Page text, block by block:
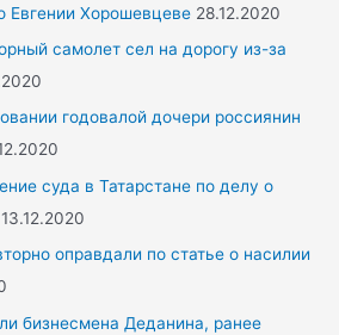
Евгении Хорошевцеве 28.12.2020
самолет сел на дорогу из-за
годовалой дочери россиянин
суда в Татарстане по делу о
13.12.2020
оправдали по статье о насилии
бизнесмена Деданина, ранее